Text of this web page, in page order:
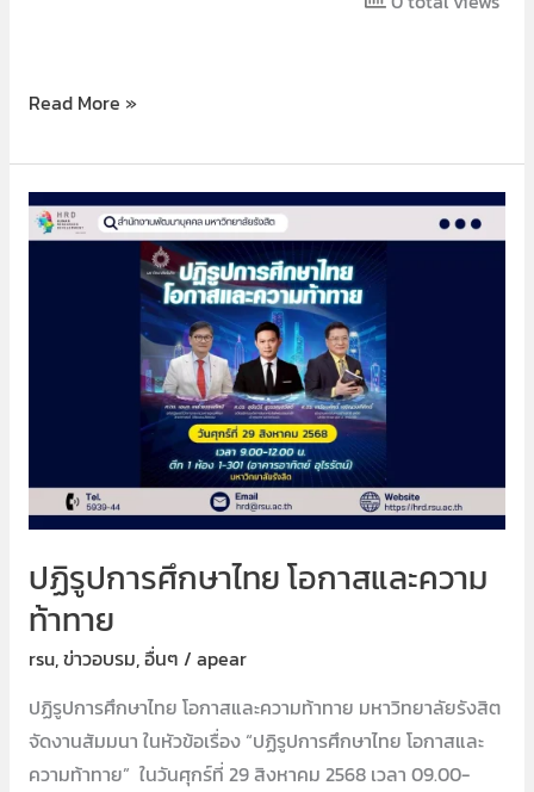
Read More »
ปฏิรูปการศึกษาไทย โอกาสและความ
ท้าทาย
rsu,ข่าวอบรม,อื่นๆ / apear
ปฏิรูปการศึกษาไทย โอกาสและความท้าทาย มหาวิทยาลัยรังสิต
จัดงานสัมมนา ในหัวข้อเรื่อง “ปฏิรูปการศึกษาไทย โอกาสและ
ความท้าทาย” ในวันศุกร์ที่ 29 สิงหาคม 2568 เวลา 09.00-
ปฏิรูป
การ